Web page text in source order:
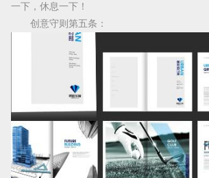
一下，休息一下！
创意守则第五条：